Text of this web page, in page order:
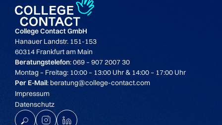
College Contact GmbH
Hanauer Landstr. 151-153
60314 Frankfurt am Main
Beratungstelefon: 069 – 907 2007 30
Montag – Freitag: 10:00 – 13:00 Uhr & 14:00 – 17:00 Uhr
Per E-Mail: beratung@college-contact.com
Impressum
Datenschutz